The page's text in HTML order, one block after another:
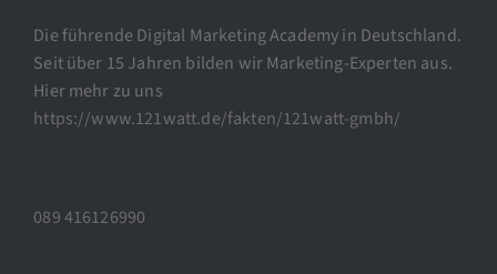
Die führende Digital Marketing Academy in Deutschland.
Seit über 15 Jahren bilden wir Marketing-Experten aus.
Hier mehr zu uns
https://www.121watt.de/fakten/121watt-gmbh/
089 416126990